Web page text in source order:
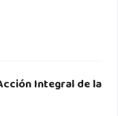
Integral de la